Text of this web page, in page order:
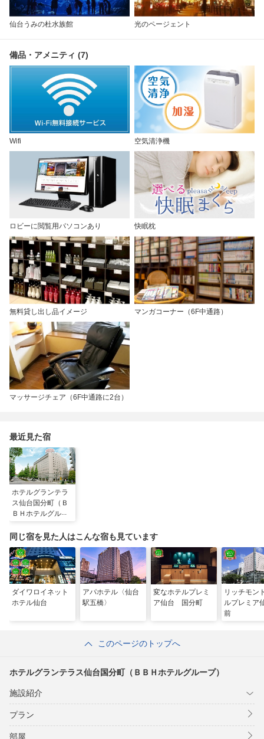
仙台うみの杜水族館 光のページェント
備品・アメニティ (7)
Wifi 空気清浄機
ロビーに閲覧用パソコンあり 快眠枕
無料貸し出し品イメージ マンガコーナー（6F中通路）
マッサージチェア（6F中通路に2台）
最近見た宿
ホテルグランテラ
ス仙台国分町（Ｂ
ＢＨホテルグルー
同じ宿を見た人はこんな宿も見ています
ダイワロイネット
ホテル仙台
アパホテル〈仙台
駅五橋〉
変なホテルプレミ
ア仙台 国分町
リッチモン
ルプレミア
前
このページのトップへ
ホテルグランテラス仙台国分町（ＢＢＨホテルグループ）
施設紹介
プラン
部屋